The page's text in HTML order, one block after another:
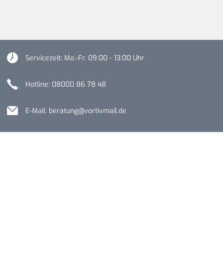
Servicezeit: Mo.-Fr. 09:00 - 13:00 Uhr
Hotline: 08000 86 78 48
E-Mail: beratung@vortivmail.de